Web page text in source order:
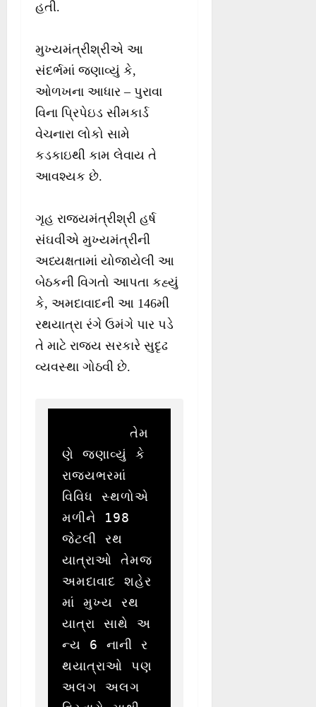
હતી.
મુખ્યમંત્રીશ્રીએ આ
સંદર્ભમાં જણાવ્યું કે,
ઓળખના આધાર – પુરાવા
વિના પ્રિપેઇડ સીમકાર્ડ
વેચનારા લોકો સામે
કડકાઇથી કામ લેવાય તે
આવશ્યક છે.
ગૃહ રાજ્યમંત્રીશ્રી હર્ષ
સંઘવીએ મુખ્યમંત્રીની
અધ્યક્ષતામાં યોજાયેલી આ
બેઠકની વિગતો આપતા કહ્યું
કે, અમદાવાદની આ 146મી
રથયાત્રા રંગે ઉમંગે પાર પડે
તે માટે રાજ્ય સરકારે સુદૃઢ
વ્યવસ્થા ગોઠવી છે.
ણે જણાવ્યું કે
રાજ્યભરમાં
વિવિધ સ્થળોએ
મળીને 198
જેટલી રથ
યાત્રાઓ તેમજ
અમદાવાદ શહેર
માં મુખ્ય રથ
યાત્રા સાથે અ
ન્ય 6 નાની ર
થયાત્રાઓ પણ
અલગ અલગ